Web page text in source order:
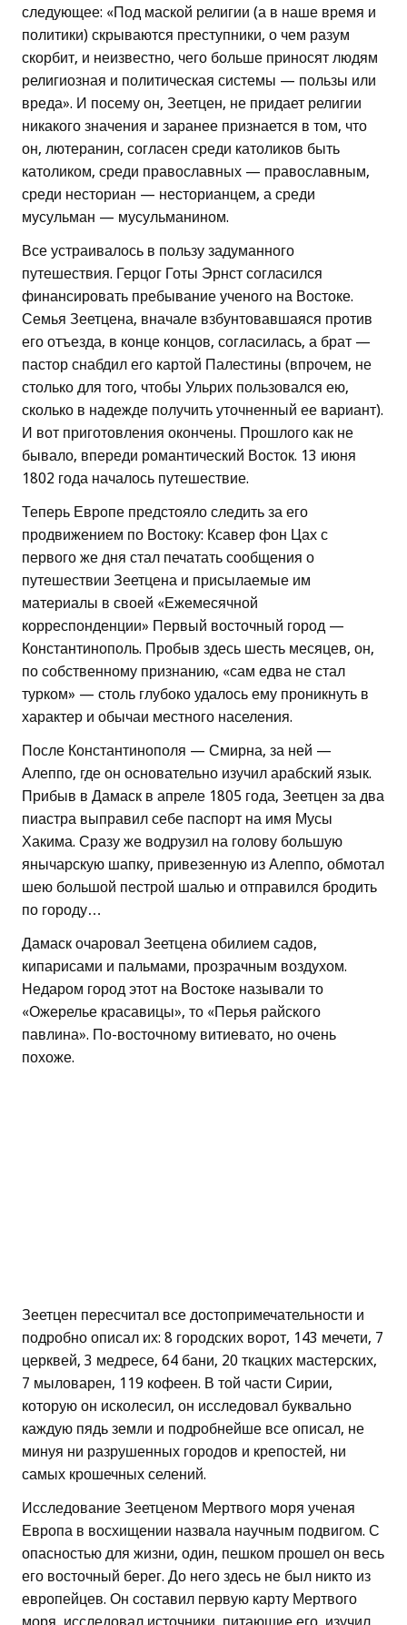
следующее: «Под маской религии (а в наше время и
политики) скрываются преступники, о чем разум
скорбит, и неизвестно, чего больше приносят людям
религиозная и политическая системы — пользы или
вреда». И посему он, Зеетцен, не придает религии
никакого значения и заранее признается в том, что
он, лютеранин, согласен среди католиков быть
католиком, среди православных — православным,
среди несториан — несторианцем, а среди
мусульман — мусульманином.
Все устраивалось в пользу задуманного
путешествия. Герцог Готы Эрнст согласился
финансировать пребывание ученого на Востоке.
Семья Зеетцена, вначале взбунтовавшаяся против
его отъезда, в конце концов, согласилась, а брат —
пастор снабдил его картой Палестины (впрочем, не
столько для того, чтобы Ульрих пользовался ею,
сколько в надежде получить уточненный ее вариант).
И вот приготовления окончены. Прошлого как не
бывало, впереди романтический Восток. 13 июня
1802 года началось путешествие.
Теперь Европе предстояло следить за его
продвижением по Востоку: Ксавер фон Цах с
первого же дня стал печатать сообщения о
путешествии Зеетцена и присылаемые им
материалы в своей «Ежемесячной
корреспонденции» Первый восточный город —
Константинополь. Пробыв здесь шесть месяцев, он,
по собственному признанию, «сам едва не стал
турком» — столь глубоко удалось ему проникнуть в
характер и обычаи местного населения.
После Константинополя — Смирна, за ней —
Алеппо, где он основательно изучил арабский язык.
Прибыв в Дамаск в апреле 1805 года, Зеетцен за два
пиастра выправил себе паспорт на имя Мусы
Хакима. Сразу же водрузил на голову большую
янычарскую шапку, привезенную из Алеппо, обмотал
шею большой пестрой шалью и отправился бродить
по городу…
Дамаск очаровал Зеетцена обилием садов,
кипарисами и пальмами, прозрачным воздухом.
Недаром город этот на Востоке называли то
«Ожерелье красавицы», то «Перья райского
павлина». По-восточному витиевато, но очень
похоже.
Зеетцен пересчитал все достопримечательности и
подробно описал их: 8 городских ворот, 143 мечети, 7
церквей, 3 медресе, 64 бани, 20 ткацких мастерских,
7 мыловарен, 119 кофеен. В той части Сирии,
которую он исколесил, он исследовал буквально
каждую пядь земли и подробнейше все описал, не
минуя ни разрушенных городов и крепостей, ни
самых крошечных селений.
Исследование Зеетценом Мертвого моря ученая
Европа в восхищении назвала научным подвигом. С
опасностью для жизни, один, пешком прошел он весь
его восточный берег. До него здесь не был никто из
европейцев. Он составил первую карту Мертвого